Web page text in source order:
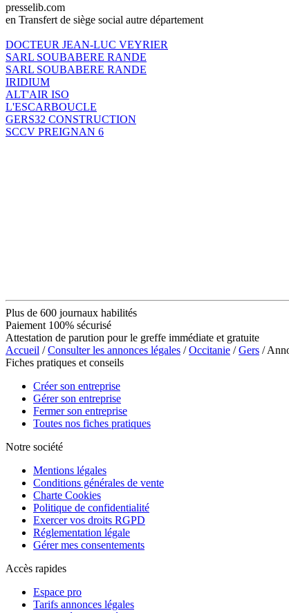
presselib.com
en Transfert de siège social autre département
DOCTEUR JEAN-LUC VEYRIER
SARL SOUBABERE RANDE
SARL SOUBABERE RANDE
IRIDIUM
ALT'AIR ISO
L'ESCARBOUCLE
GERS32 CONSTRUCTION
SCCV PREIGNAN 6
Plus de 600 journaux habilités
Paiement 100% sécurisé
Attestation de parution pour le greffe immédiate et gratuite
Accueil /Consulter les annonces légales /Occitanie /Gers /
Fiches pratiques et conseils
Créer son entreprise
Gérer son entreprise
Fermer son entreprise
Toutes nos fiches pratiques
Notre société
Mentions légales
Conditions générales de vente
Charte Cookies
Politique de confidentialité
Exercer vos droits RGPD
Réglementation légale
Gérer mes consentements
Accès rapides
Espace pro
Tarifs annonces légales